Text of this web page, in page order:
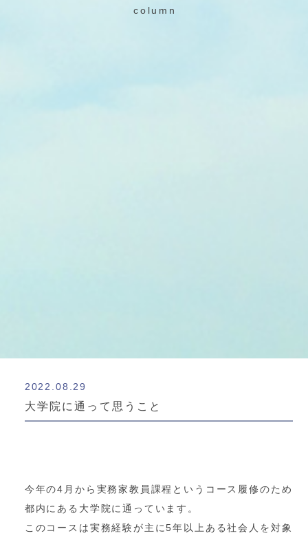
column
2022.08.29
大学院に通って思うこと
今年の4月から実務家教員課程というコース履修のため
都内にある大学院に通っています。
このコースは実務経験が主に5年以上ある社会人を対象